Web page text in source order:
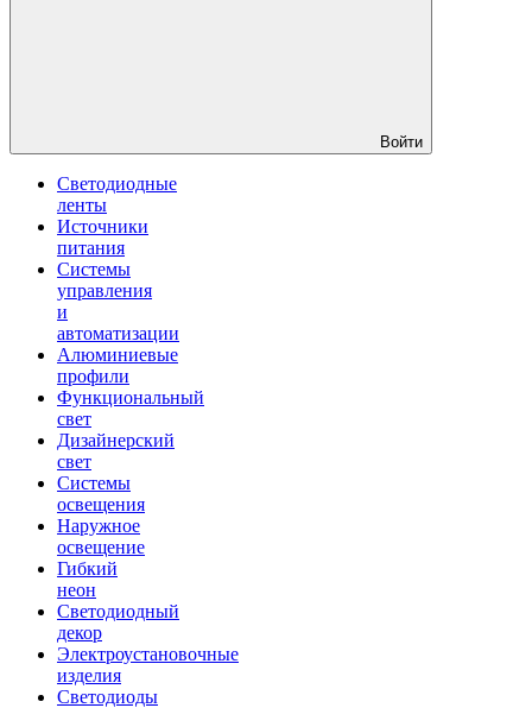
Войти
Светодиодные
ленты
Источники
питания
Системы
управления
и
автоматизации
Алюминиевые
профили
Функциональный
свет
Дизайнерский
свет
Системы
освещения
Наружное
освещение
Гибкий
неон
Светодиодный
декор
Электроустановочные
изделия
Светодиоды